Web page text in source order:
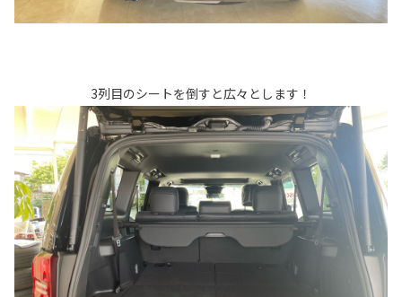
3列目のシートを倒すと広々とします！